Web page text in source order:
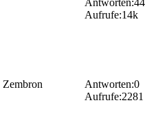
Antworten:44
Aufrufe:14k
Zembron
Antworten:0
Aufrufe:2281